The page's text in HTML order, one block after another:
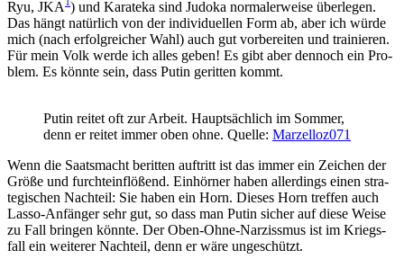
Ryu, JKA ) und Kara­te­ka sind Judo­ka nor­ma­ler­wei­se über­le­gen.
Das hängt natür­lich von der indi­vi­du­el­len Form ab, aber ich wür­de
mich (nach erfolg­rei­cher Wahl) auch gut vor­be­rei­ten und trai­nie­ren.
Für mein Volk wer­de ich alles geben! Es gibt aber den­noch ein Pro­
blem. Es könn­te sein, dass Putin gerit­ten kommt.
Putin rei­tet oft zur Arbeit. Haupt­säch­lich im Som­mer,
denn er rei­tet immer oben ohne. Quel­le: Marzelloz071
Wenn die Saats­macht berit­ten auf­tritt ist das immer ein Zei­chen der
Grö­ße und furcht­ein­flö­ßend. Ein­hör­ner haben aller­dings einen stra­
te­gi­schen Nach­teil: Sie haben ein Horn. Die­ses Horn tref­fen auch
Las­so-Anfän­ger sehr gut, so dass man Putin sicher auf die­se Wei­se
zu Fall brin­gen könn­te. Der Oben-Ohne-Nar­ziss­mus ist im Kriegs­
fall ein wei­te­rer Nach­teil, denn er wäre ungeschützt.